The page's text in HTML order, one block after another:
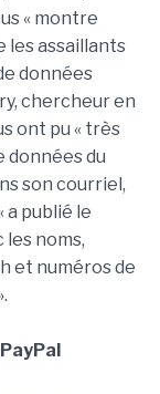
« montre
les assaillants
données
chercheur en
ont pu « très
données du
son courriel,
a publié le
les noms,
et numéros de